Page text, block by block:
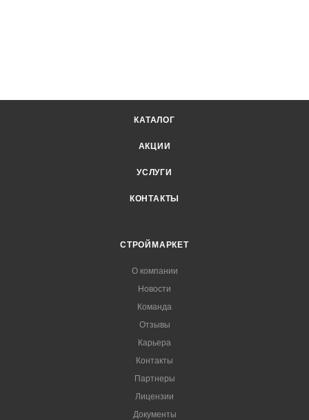
КАТАЛОГ
АКЦИИ
УСЛУГИ
КОНТАКТЫ
СТРОЙМАРКЕТ
О компании
Новости
Команда
Отзывы
Карьера
Контакты
Партнеры
Лицензии
Документы